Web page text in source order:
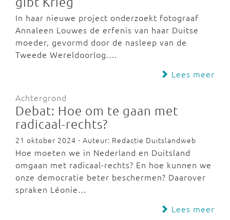
In haar nieuwe project onderzoekt fotograaf
Annaleen Louwes de erfenis van haar Duitse
moeder, gevormd door de nasleep van de
Tweede Wereldoorlog.…
Lees meer
Achtergrond
Debat: Hoe om te gaan met
radicaal-rechts?
21 oktober 2024 - Auteur: Redactie Duitslandweb
Hoe moeten we in Nederland en Duitsland
omgaan met radicaal-rechts? En hoe kunnen we
onze democratie beter beschermen? Daarover
spraken Léonie…
Lees meer